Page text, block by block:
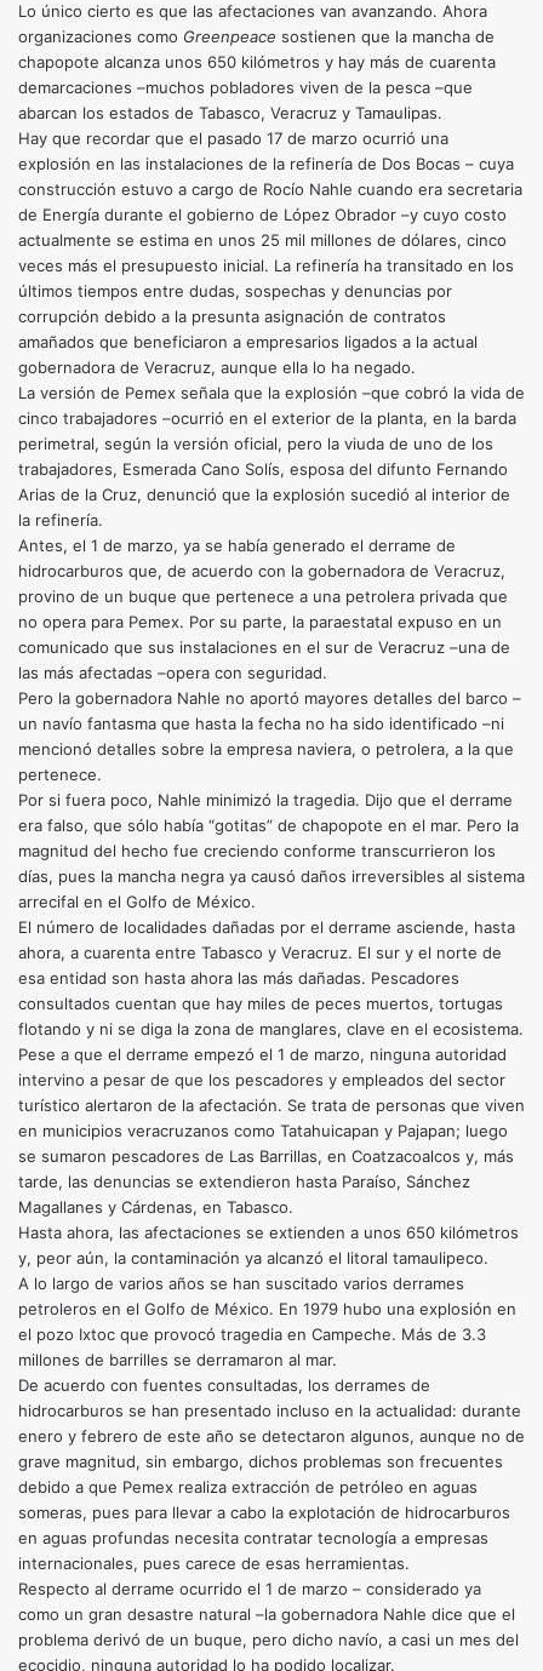
Lo único cierto es que las afectaciones van avanzando. Ahora
organizaciones como Greenpeace sostienen que la mancha de
chapopote alcanza unos 650 kilómetros y hay más de cuarenta
demarcaciones –muchos pobladores viven de la pesca –que
abarcan los estados de Tabasco, Veracruz y Tamaulipas.
Hay que recordar que el pasado 17 de marzo ocurrió una
explosión en las instalaciones de la refinería de Dos Bocas – cuya
construcción estuvo a cargo de Rocío Nahle cuando era secretaria
de Energía durante el gobierno de López Obrador –y cuyo costo
actualmente se estima en unos 25 mil millones de dólares, cinco
veces más el presupuesto inicial. La refinería ha transitado en los
últimos tiempos entre dudas, sospechas y denuncias por
corrupción debido a la presunta asignación de contratos
amañados que beneficiaron a empresarios ligados a la actual
gobernadora de Veracruz, aunque ella lo ha negado.
La versión de Pemex señala que la explosión –que cobró la vida de
cinco trabajadores –ocurrió en el exterior de la planta, en la barda
perimetral, según la versión oficial, pero la viuda de uno de los
trabajadores, Esmerada Cano Solís, esposa del difunto Fernando
Arias de la Cruz, denunció que la explosión sucedió al interior de
la refinería.
Antes, el 1 de marzo, ya se había generado el derrame de
hidrocarburos que, de acuerdo con la gobernadora de Veracruz,
provino de un buque que pertenece a una petrolera privada que
no opera para Pemex. Por su parte, la paraestatal expuso en un
comunicado que sus instalaciones en el sur de Veracruz –una de
las más afectadas –opera con seguridad.
Pero la gobernadora Nahle no aportó mayores detalles del barco –
un navío fantasma que hasta la fecha no ha sido identificado –ni
mencionó detalles sobre la empresa naviera, o petrolera, a la que
pertenece.
Por si fuera poco, Nahle minimizó la tragedia. Dijo que el derrame
era falso, que sólo había “gotitas” de chapopote en el mar. Pero la
magnitud del hecho fue creciendo conforme transcurrieron los
días, pues la mancha negra ya causó daños irreversibles al sistema
arrecifal en el Golfo de México.
El número de localidades dañadas por el derrame asciende, hasta
ahora, a cuarenta entre Tabasco y Veracruz. El sur y el norte de
esa entidad son hasta ahora las más dañadas. Pescadores
consultados cuentan que hay miles de peces muertos, tortugas
flotando y ni se diga la zona de manglares, clave en el ecosistema.
Pese a que el derrame empezó el 1 de marzo, ninguna autoridad
intervino a pesar de que los pescadores y empleados del sector
turístico alertaron de la afectación. Se trata de personas que viven
en municipios veracruzanos como Tatahuicapan y Pajapan; luego
se sumaron pescadores de Las Barrillas, en Coatzacoalcos y, más
tarde, las denuncias se extendieron hasta Paraíso, Sánchez
Magallanes y Cárdenas, en Tabasco.
Hasta ahora, las afectaciones se extienden a unos 650 kilómetros
y, peor aún, la contaminación ya alcanzó el litoral tamaulipeco.
A lo largo de varios años se han suscitado varios derrames
petroleros en el Golfo de México. En 1979 hubo una explosión en
el pozo Ixtoc que provocó tragedia en Campeche. Más de 3.3
millones de barrilles se derramaron al mar.
De acuerdo con fuentes consultadas, los derrames de
hidrocarburos se han presentado incluso en la actualidad: durante
enero y febrero de este año se detectaron algunos, aunque no de
grave magnitud, sin embargo, dichos problemas son frecuentes
debido a que Pemex realiza extracción de petróleo en aguas
someras, pues para llevar a cabo la explotación de hidrocarburos
en aguas profundas necesita contratar tecnología a empresas
internacionales, pues carece de esas herramientas.
Respecto al derrame ocurrido el 1 de marzo – considerado ya
como un gran desastre natural –la gobernadora Nahle dice que el
problema derivó de un buque, pero dicho navío, a casi un mes del
ecocidio, ninguna autoridad lo ha podido localizar.